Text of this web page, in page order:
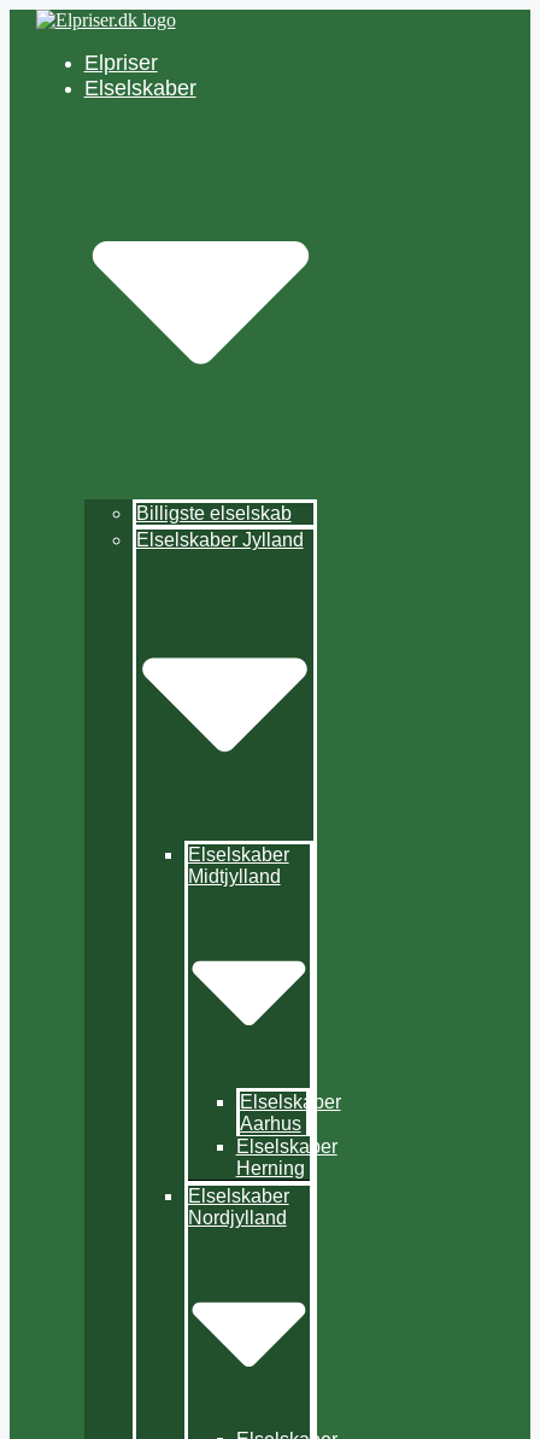
Hop
indhold
Elpriser
Elselskaber
Billigste elselskab
Elselskaber Jylland
Elselskaber
Midtjylland
Elselskaber
Aarhus
Elselskaber
Herning
Elselskaber
Nordjylland